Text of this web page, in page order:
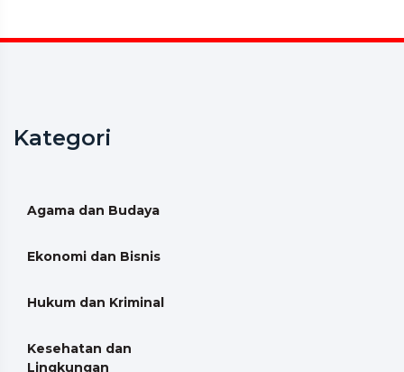
Kategori
Agama dan Budaya
Ekonomi dan Bisnis
Hukum dan Kriminal
Kesehatan dan
Lingkungan